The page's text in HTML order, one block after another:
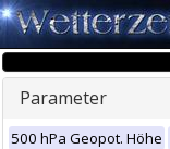
Parameter
500 hPa Geopot. Höhe